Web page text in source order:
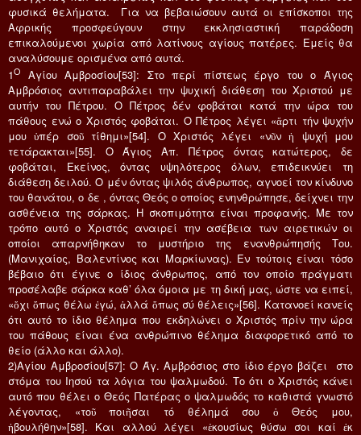
φυσικά θελήματα. Για να βεβαιώσουν αυτά οι επίσκοποι της
Αφρικής προσφεύγουν στην εκκλησιαστική παράδοση
επικαλούμενοι χωρία από λατίνους αγίους πατέρες. Εμείς θα
αναλύσουμε ορισμένα από αυτά.
1Ο
Αγίου Αμβροσίου[53]: Στο περί πίστεως έργο του ο Άγιος
Αμβρόσιος αντιπαραβάλει την ψυχική διάθεση του Χριστού με
αυτήν του Πέτρου. Ο Πέτρος δέν φοβάται κατά την ώρα του
πάθους ενώ ο Χριστός φοβάται. Ο Πέτρος λέγει «ἄρτι τήν ψυχήν
μου ὑπέρ σοῦ τίθημι»[54]. Ο Χριστός λέγει «νῦν ἡ ψυχή μου
τετάρακται»[55]. Ο Άγιος Απ. Πέτρος όντας κατώτερος, δε
φοβάται, Εκείνος, όντας υψηλότερος όλων, επιδεικνύει τη
διάθεση δειλού. Ο μέν όντας ψιλός άνθρωπος, αγνοεί τον κίνδυνο
του θανάτου, ο δε , όντας Θεός ο οποίος ενηνθρώπησε, δείχνει την
ασθένεια της σάρκας. Η σκοπιμότητα είναι προφανής. Με τον
τρόπο αυτό ο Χριστός αναιρεί την ασέβεια των αιρετικών οι
οποίοι απαρνήθηκαν το μυστήριο της ενανθρώπησής Του.
(Μανιχαίος, Βαλεντίνος και Μαρκίωνας). Εν τούτοις είναι τόσο
βέβαιο ότι έγινε ο ίδιος άνθρωπος, από τον οποίο πράγματι
προσέλαβε σάρκα καθ’ όλα όμοια με τη δική μας, ώστε να ειπεί,
«ὄχι ὅπως θέλω ἐγώ, ἀλλά ὅπως σύ θέλεις»[56]. Κατανοεί κανείς
ότι αυτό το ίδιο θέλημα που εκδηλώνει ο Χριστός πρίν την ώρα
του πάθους είναι ένα ανθρώπινο θέλημα διαφορετικό από το
θείο (άλλο και άλλο).
2)Αγίου Αμβροσίου[57]: Ο Άγ. Αμβρόσιος στο ίδιο έργο βάζει στο
στόμα του Ιησού τα λόγια του ψαλμωδού. Το ότι ο Χριστός κάνει
αυτό που θέλει ο Θεός Πατέρας ο ψαλμωδός το καθιστά γνωστό
λέγοντας, «τοῦ ποιῆσαι τό θέλημά σου ὁ Θεός μου,
ἠβουλήθην»[58]. Και αλλού λέγει «ἑκουσίως θύσω σοι καί ἐκ